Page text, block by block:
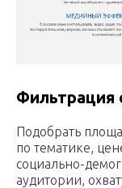
Фильтрация
Подобрать
по тематике,
социально-
аудитории,